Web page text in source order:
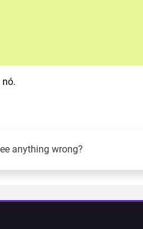
anything wrong?